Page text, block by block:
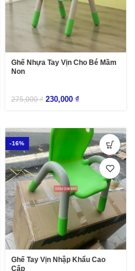
Ghế Nhựa Tay Vịn Cho Bé Mầm
Non
275,000₫ 230,000 ₫
-16%
Ghế Tay Vịn Nhập Khẩu Cao
Cấp